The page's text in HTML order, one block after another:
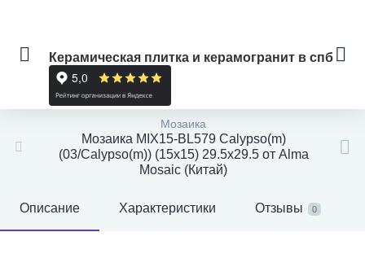
Керамическая плитка и керамогранит в спб
Мозаика
Мозаика MIX15-BL579 Calypso(m)
(03/Calypso(m)) (15x15) 29.5x29.5 от Alma
Mosaic (Китай)
Описание Характеристики Отзывы 0